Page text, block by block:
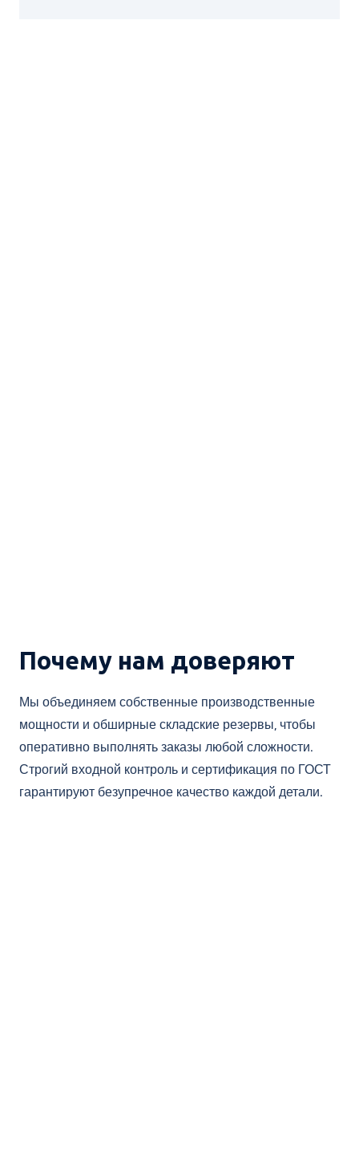
Почему нам доверяют
Мы объединяем собственные производственные
мощности и обширные складские резервы, чтобы
оперативно выполнять заказы любой сложности.
Строгий входной контроль и сертификация по ГОСТ
гарантируют безупречное качество каждой детали.